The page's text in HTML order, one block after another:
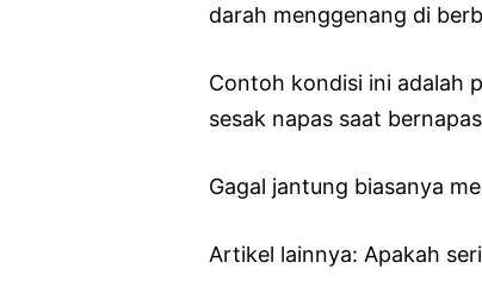
darah menggenang di
Contoh kondisi ini adalah
sesak napas saat
Gagal jantung biasanya
Artikel lainnya: Apakah